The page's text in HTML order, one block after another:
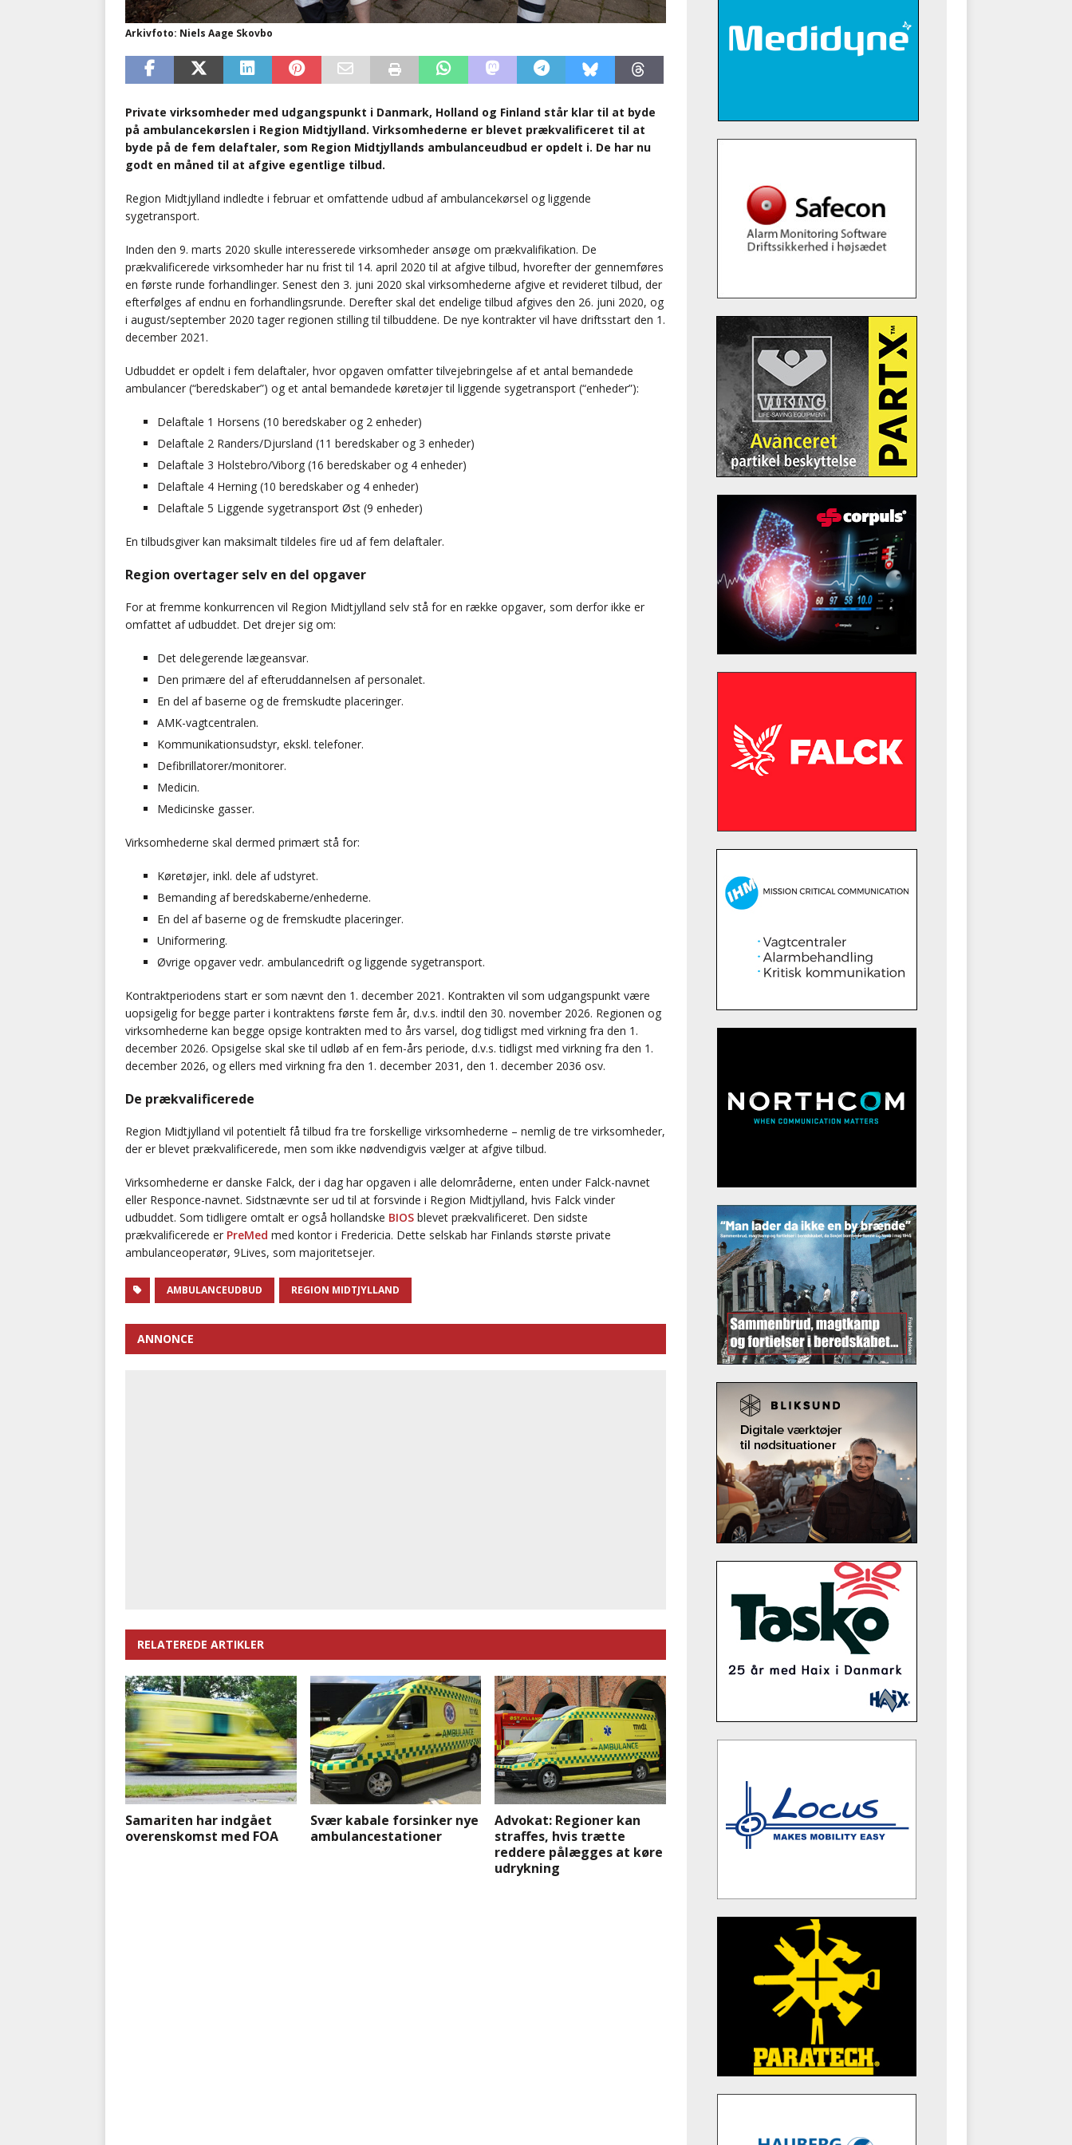
Arkivfoto: Niels Aage Skovbo
Private virksomheder med udgangspunkt i Danmark, Holland og Finland står klar til at byde
på ambulancekørslen i Region Midtjylland. Virksomhederne er blevet prækvalificeret til at
byde på de fem delaftaler, som Region Midtjyllands ambulanceudbud er opdelt i. De har nu
godt en måned til at afgive egentlige tilbud.
Region Midtjylland indledte i februar et omfattende udbud af ambulancekørsel og liggende
sygetransport.
Inden den 9. marts 2020 skulle interesserede virksomheder ansøge om prækvalifikation. De
prækvalificerede virksomheder har nu frist til 14. april 2020 til at afgive tilbud, hvorefter der gennemføres
en første runde forhandlinger. Senest den 3. juni 2020 skal virksomhederne afgive et revideret tilbud, der
efterfølges af endnu en forhandlingsrunde. Derefter skal det endelige tilbud afgives den 26. juni 2020, og
i august/september 2020 tager regionen stilling til tilbuddene. De nye kontrakter vil have driftsstart den 1.
december 2021.
Udbuddet er opdelt i fem delaftaler, hvor opgaven omfatter tilvejebringelse af et antal bemandede
ambulancer (“beredskaber”) og et antal bemandede køretøjer til liggende sygetransport (“enheder”):
Delaftale 1 Horsens (10 beredskaber og 2 enheder)
Delaftale 2 Randers/Djursland (11 beredskaber og 3 enheder)
Delaftale 3 Holstebro/Viborg (16 beredskaber og 4 enheder)
Delaftale 4 Herning (10 beredskaber og 4 enheder)
Delaftale 5 Liggende sygetransport Øst (9 enheder)
En tilbudsgiver kan maksimalt tildeles fire ud af fem delaftaler.
Region overtager selv en del opgaver
For at fremme konkurrencen vil Region Midtjylland selv stå for en række opgaver, som derfor ikke er
omfattet af udbuddet. Det drejer sig om:
Det delegerende lægeansvar.
Den primære del af efteruddannelsen af personalet.
En del af baserne og de fremskudte placeringer.
AMK-vagtcentralen.
Kommunikationsudstyr, ekskl. telefoner.
Defibrillatorer/monitorer.
Medicin.
Medicinske gasser.
Virksomhederne skal dermed primært stå for:
Køretøjer, inkl. dele af udstyret.
Bemanding af beredskaberne/enhederne.
En del af baserne og de fremskudte placeringer.
Uniformering.
Øvrige opgaver vedr. ambulancedrift og liggende sygetransport.
Kontraktperiodens start er som nævnt den 1. december 2021. Kontrakten vil som udgangspunkt være
uopsigelig for begge parter i kontraktens første fem år, d.v.s. indtil den 30. november 2026. Regionen og
virksomhederne kan begge opsige kontrakten med to års varsel, dog tidligst med virkning fra den 1.
december 2026. Opsigelse skal ske til udløb af en fem-års periode, d.v.s. tidligst med virkning fra den 1.
december 2026, og ellers med virkning fra den 1. december 2031, den 1. december 2036 osv.
De prækvalificerede
Region Midtjylland vil potentielt få tilbud fra tre forskellige virksomhederne – nemlig de tre virksomheder,
der er blevet prækvalificerede, men som ikke nødvendigvis vælger at afgive tilbud.
Virksomhederne er danske Falck, der i dag har opgaven i alle delområderne, enten under Falck-navnet
eller Responce-navnet. Sidstnævnte ser ud til at forsvinde i Region Midtjylland, hvis Falck vinder
udbuddet. Som tidligere omtalt er også hollandske BIOS blevet prækvalificeret. Den sidste
prækvalificerede er PreMed med kontor i Fredericia. Dette selskab har Finlands største private
ambulanceoperatør, 9Lives, som majoritetsejer.
AMBULANCEUDBUD REGION MIDTJYLLAND
ANNONCE
RELATEREDE ARTIKLER
Samariten har indgået
overenskomst med FOA
Svær kabale forsinker nye
ambulancestationer
Advokat: Regioner kan
straffes, hvis trætte
reddere pålægges at køre
udrykning